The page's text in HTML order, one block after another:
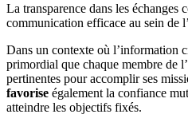
La transparence dans les échanges
communication efficace au sein de
Dans un contexte où l’information
primordial que chaque membre de
pertinentes pour accomplir ses
favorise également la confiance
atteindre les objectifs fixés.